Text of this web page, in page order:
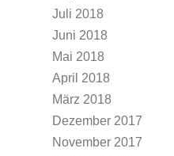
Juli 2018
Juni 2018
Mai 2018
April 2018
März 2018
Dezember 2017
November 2017